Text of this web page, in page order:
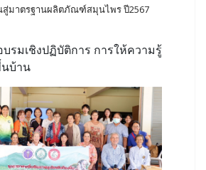
มาตรฐานผลิตภัณฑ์สมุนไพร ปี2567
รมเชิงปฏิบัติการ การให้ความรู้
นบ้าน